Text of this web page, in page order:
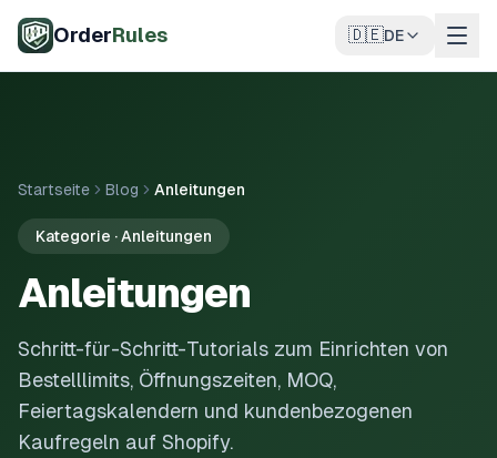
OrderRules 🇩🇪DE
Startseite Blog Anleitungen
Kategorie · Anleitungen
Anleitungen
Schritt-für-Schritt-Tutorials zum Einrichten von
Bestelllimits, Öffnungszeiten, MOQ,
Feiertagskalendern und kundenbezogenen
Kaufregeln auf Shopify.